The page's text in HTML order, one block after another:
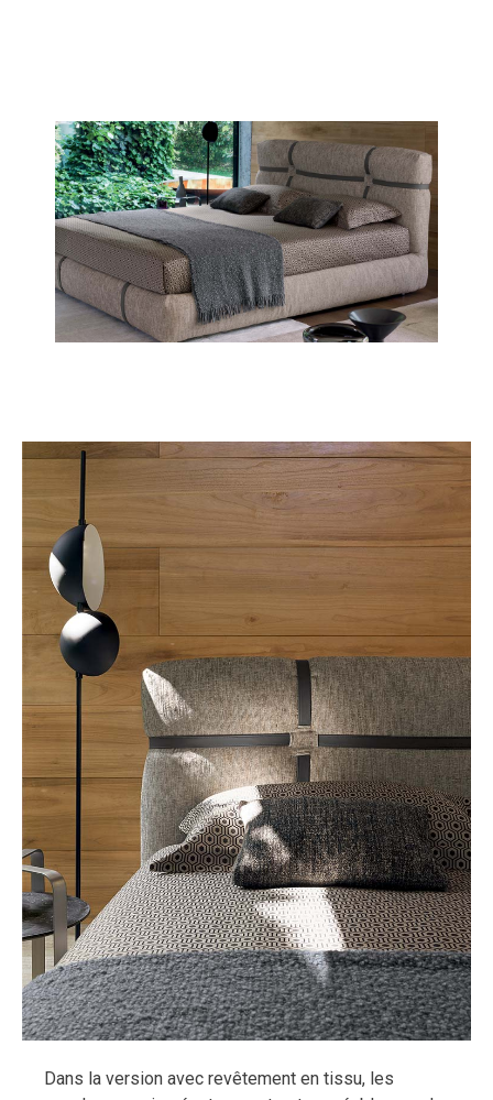
Dans la version avec revêtement en tissu, les